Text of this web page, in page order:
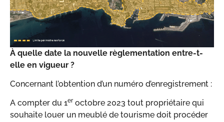
À quelle date la nouvelle règlementation entre-t-
elle en vigueur ?
Concernant l’obtention d’un numéro d’enregistrement :
A compter du 1er octobre 2023 tout propriétaire qui
souhaite louer un meublé de tourisme doit procéder